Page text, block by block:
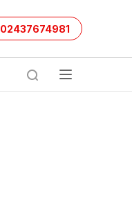
02437674981